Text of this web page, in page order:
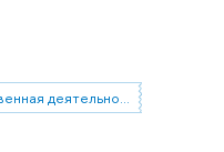
общественная деятельность